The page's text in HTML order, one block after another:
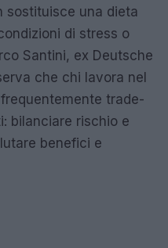
sostituisce una dieta
di stress o
Santini, ex Deutsche
che chi lavora nel
trade-
bilanciare rischio e
benefici e